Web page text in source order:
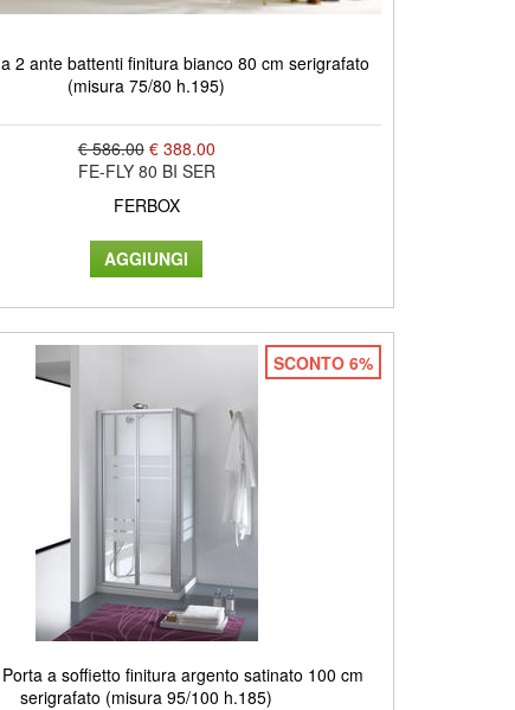
2 ante battenti finitura bianco 80 cm serigrafato
(misura 75/80 h.195)
€ 586.00 € 388.00
FE-FLY 80 BI SER
FERBOX
SCONTO 6%
Porta a soffietto finitura argento satinato 100 cm
serigrafato (misura 95/100 h.185)